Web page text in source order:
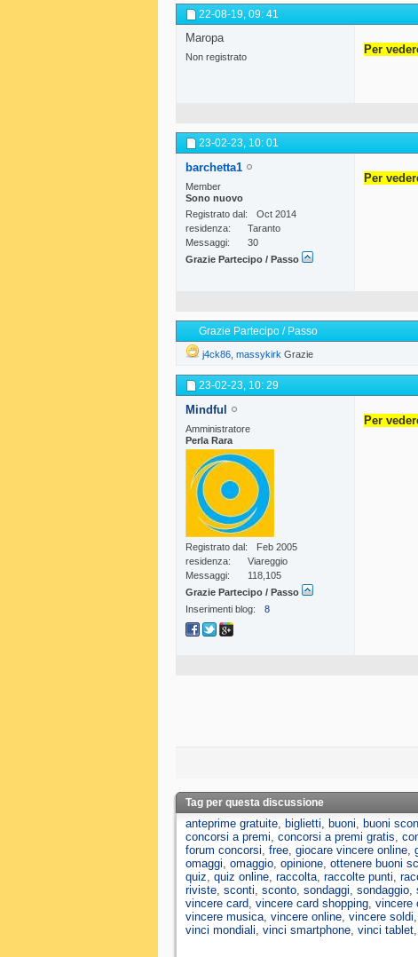
22-08-19, 09: 41
Maropa
Non registrato
Per
23-02-23, 10: 01
barchetta1
Member
Sono nuovo
Registrato dal
Oct 2014
residenza
Taranto
Messaggi
30
Grazie Partecipo / Passo
Per
Grazie Partecipo / Passo
j4ck86 massykirk Grazie
23-02-23, 10: 29
Mindful
Amministratore
Perla Rara
Registrato dal
Feb 2005
residenza
Viareggio
Messaggi
118,105
Grazie Partecipo / Passo
Inserimenti blog
8
Per
Tag per questa discussione
anteprime gratuite biglietti buoni buoni
concorsi a premi concorsi a premi gratis
forum concorsi free giocare vincere online
omaggi omaggio opinione ottenere buoni
quiz quiz online raccolta raccolte punti
riviste sconti sconto sondaggi sondaggio
vincere card vincere card shopping vincere
vincere musica vincere online vincere soldi
vinci mondiali vinci smartphone vinci tablet